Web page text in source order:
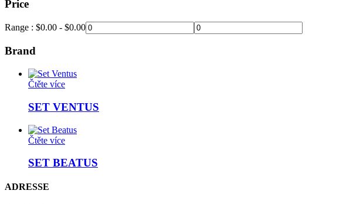
Price
Range : $0.00 - $0.00
Brand
Čtěte více
SET VENTUS
Čtěte více
SET BEATUS
ADRESSE